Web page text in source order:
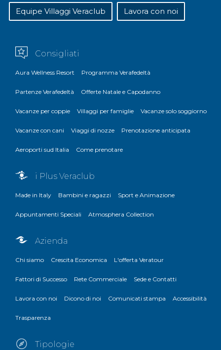
Equipe Villaggi Veraclub Lavora con noi
Consigliati
Aura Wellness Resort Programma Verafedeltà
Partenze Verafedeltà Offerte Natale e Capodanno
Vacanze per coppie Villaggi per famiglie Vacanze solo soggiorno
Vacanze con cani Viaggi di nozze Prenotazione anticipata
Aeroporti sud Italia Come prenotare
i Plus Veraclub
Made in Italy Bambini e ragazzi Sport e Animazione
Appuntamenti Speciali Atmosphera Collection
Azienda
Chi siamo Crescita Economica L'offerta Veratour
Fattori di Successo Rete Commerciale Sede e Contatti
Lavora con noi Dicono di noi Comunicati stampa Accessibilità
Trasparenza
Tipologie